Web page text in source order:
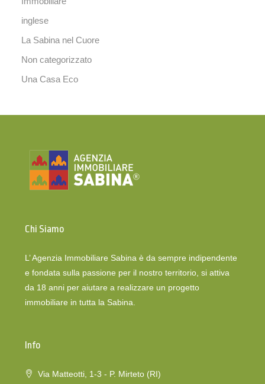
inglese
La Sabina nel Cuore
Non categorizzato
Una Casa Eco
Chi Siamo
L’ Agenzia Immobiliare Sabina è da sempre indipendente
e fondata sulla passione per il nostro territorio, si attiva
da 18 anni per aiutare a realizzare un progetto
immobiliare in tutta la Sabina.
Info
Via Matteotti, 1-3 - P. Mirteto (RI)